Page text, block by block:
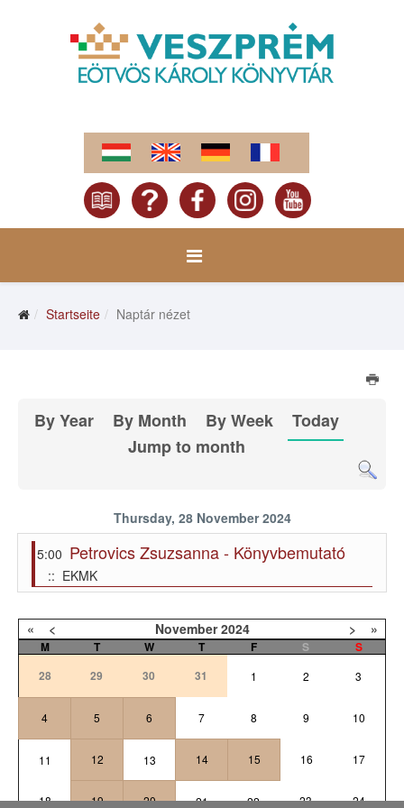
Startseite Naptár nézet
By Year By Month By Week
Today
Jump to month
Thursday, 28 November 2024
5:00 Petrovics Zsuzsanna - Könyvbemutató
:: EKMK
« < November 2024 > »
M T W T F S
S
28
29 30 31 1 2 3
4 5 6 7 8 9 10
11 12 13 14 15 16 17
18 19 20 21 22 23 24